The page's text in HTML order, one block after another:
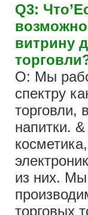
Q3:
витрину
О: Мы
спектру
торговли,
напитки.
из них. Мы
торговых